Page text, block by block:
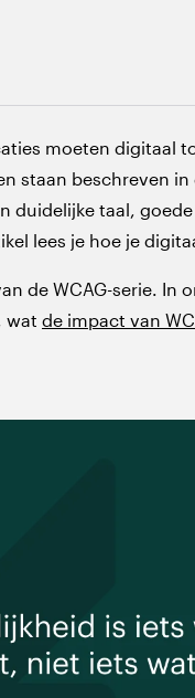
moeten digitaal
staan beschreven
duidelijke taal,
lees je hoe je
de WCAG-serie. In
wat de impact van